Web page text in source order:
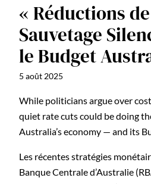
« Réductions
Sauvetage
le Budget
5 août 2025
While politicians argue over
quiet rate cuts could be doing
Australia’s economy — and its
Les récentes stratégies
Banque Centrale d’Australie